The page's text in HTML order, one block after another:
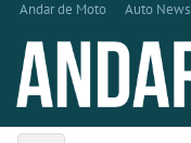
Andar de Moto Auto News